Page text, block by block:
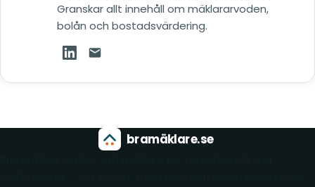
Granskar allt innehåll om mäklararvoden,
bolån och bostadsvärdering.
William Broberg Piller på LinkedIn (öppnas i
Mejla William Broberg Piller
bramäklare.se